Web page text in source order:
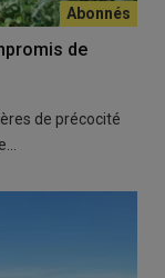
de
de précocité